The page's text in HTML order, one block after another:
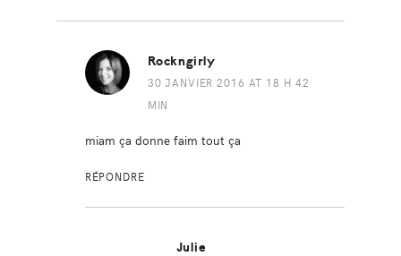
Rockngirly
30 JANVIER 2016 AT 18 H 42
MIN
miam ça donne faim tout ça
RÉPONDRE
Julie